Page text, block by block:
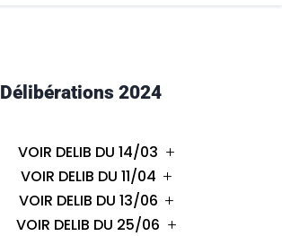
Délibérations 2024
VOIR DELIB DU 14/03
VOIR DELIB DU 11/04
VOIR DELIB DU 13/06
VOIR DELIB DU 25/06